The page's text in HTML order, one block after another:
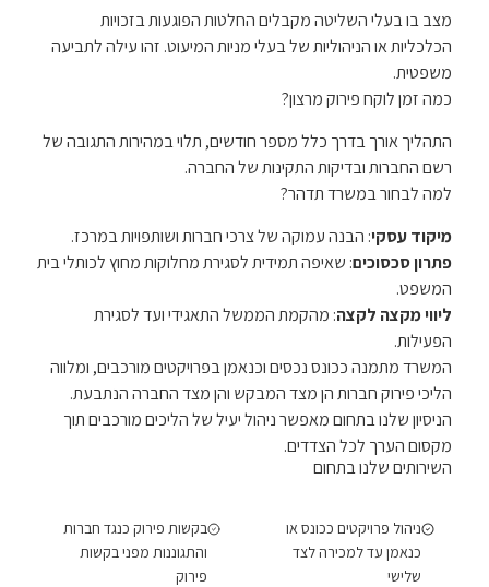
מצב בו בעלי השליטה מקבלים החלטות הפוגעות בזכויות
הכלכליות או הניהוליות של בעלי מניות המיעוט. זהו עילה לתביעה
משפטית.
כמה זמן לוקח פירוק מרצון?
התהליך אורך בדרך כלל מספר חודשים, תלוי במהירות התגובה של
רשם החברות ובדיקות התקינות של החברה.
למה לבחור במשרד תדהר?
מיקוד עסקי: הבנה עמוקה של צרכי חברות ושותפויות במרכז.
פתרון סכסוכים: שאיפה תמידית לסגירת מחלוקות מחוץ לכותלי בית
המשפט.
ליווי מקצה לקצה: מהקמת הממשל התאגידי ועד לסגירת
הפעילות.
המשרד מתמנה ככונס נכסים וכנאמן בפרויקטים מורכבים, ומלווה
הליכי פירוק חברות הן מצד המבקש והן מצד החברה הנתבעת.
הניסיון שלנו בתחום מאפשר ניהול יעיל של הליכים מורכבים תוך
מקסום הערך לכל הצדדים.
השירותים שלנו בתחום
ניהול פרויקטים ככונס או
כנאמן עד למכירה לצד
שלישי
בקשות פירוק כנגד חברות
והתגוננות מפני בקשות
פירוק